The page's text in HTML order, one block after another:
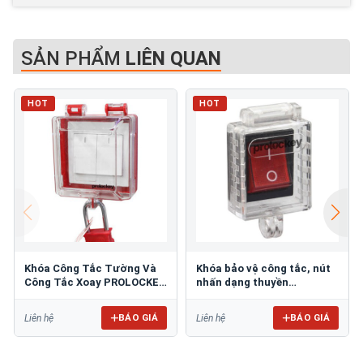
SẢN PHẨM LIÊN QUAN
HOT
Khóa Công Tắc Tường Và
Công Tắc Xoay PROLOCKEY
Liên hệ BÁO GIÁ
HOT
Khóa bảo vệ công tắc, nút
nhấn dạng thuyền
Liên hệ BÁO GIÁ